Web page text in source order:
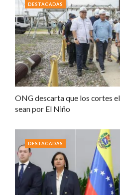
ONG descarta que los cortes
sean por El Niño
DESTACADAS
DESTACADAS